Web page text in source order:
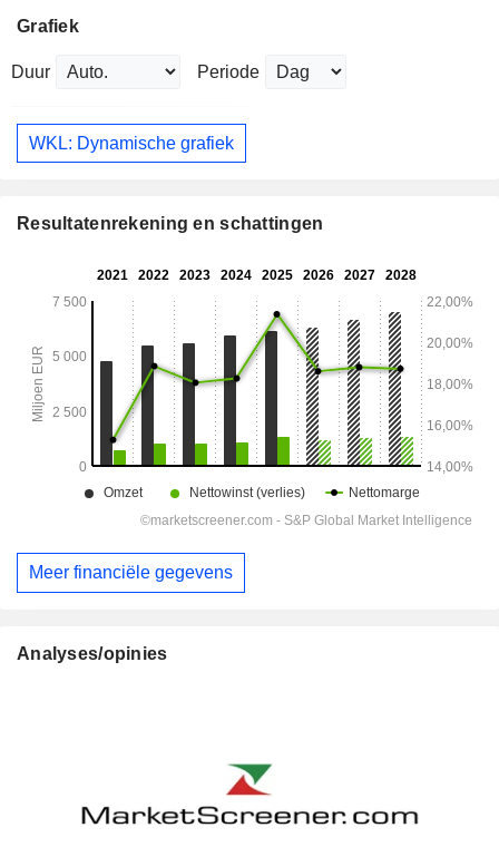
Grafiek
Duur Periode
WKL: Dynamische grafiek
Resultatenrekening en schattingen
Meer financiële gegevens
Analyses/opinies